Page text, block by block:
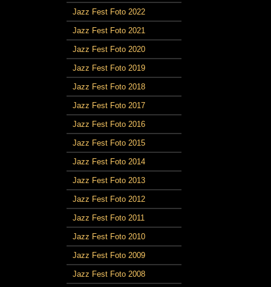
Jazz Fest Foto 2022
Jazz Fest Foto 2021
Jazz Fest Foto 2020
Jazz Fest Foto 2019
Jazz Fest Foto 2018
Jazz Fest Foto 2017
Jazz Fest Foto 2016
Jazz Fest Foto 2015
Jazz Fest Foto 2014
Jazz Fest Foto 2013
Jazz Fest Foto 2012
Jazz Fest Foto 2011
Jazz Fest Foto 2010
Jazz Fest Foto 2009
Jazz Fest Foto 2008